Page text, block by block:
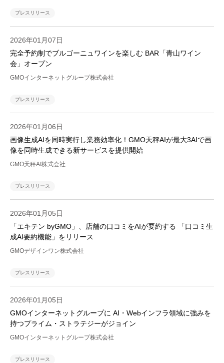
プレスリリース
2026年01月07日
完全予約制でブルゴーニュワインを楽しむ BAR「青山ワイン
会」オープン
GMOインターネットグループ株式会社
プレスリリース
2026年01月06日
画像生成AIを同時実行し業務効率化！GMO天秤AIが最大3AIで画
像を同時生成できる新サービスを提供開始
GMO天秤AI株式会社
プレスリリース
2026年01月05日
「エキテン byGMO」、店舗の口コミをAIが要約する 「口コミ生
成AI要約機能」をリリース
GMOデザインワン株式会社
プレスリリース
2026年01月05日
GMOインターネットグループに AI・Webインフラ領域に強みを
持つプライム・ストラテジーがジョイン
GMOインターネットグループ株式会社
プレスリリース